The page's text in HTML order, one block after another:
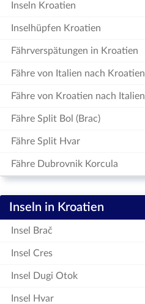
Inseln Kroatien
Inselhüpfen Kroatien
Fährverspätungen in Kroatien
Fähre von Italien nach Kroatien
Fähre von Kroatien nach Italien
Fähre Split Bol (Brac)
Fähre Split Hvar
Fähre Dubrovnik Korcula
Inseln in Kroatien
Insel Brač
Insel Cres
Insel Dugi Otok
Insel Hvar